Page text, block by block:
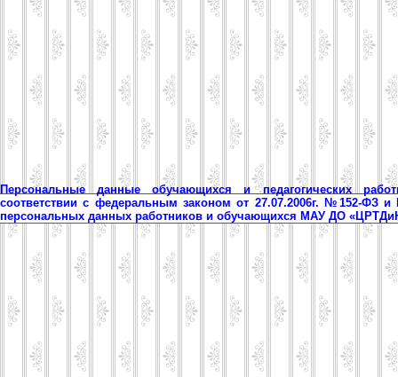
Персональные данные обучающихся и педагогических
соответствии с федеральным законом от 27.07.2006г. №152-ФЗ
персональных данных работников и обучающихся МАУ ДО